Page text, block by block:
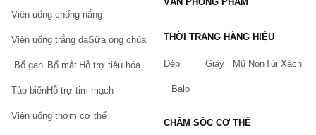
Viên uống chống nắng
Viên uống trắng daSữa ong chúa
Bổ gan Bổ mắt Hỗ trợ tiêu hóa
Tảo biểnHỗ trợ tim mạch
Viên uống thơm cơ thể
THỜI TRANG HÀNG HIỆU
Dép Giày Mũ NónTúi Xách
Balo
CHĂM SÓC CƠ THỂ